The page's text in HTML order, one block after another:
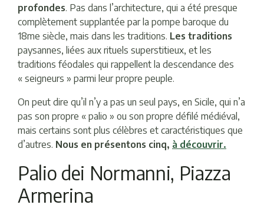
profondes. Pas dans l’architecture, qui a été presque
complètement supplantée par la pompe baroque du
18me siècle, mais dans les traditions. Les traditions
paysannes, liées aux rituels superstitieux, et les
traditions féodales qui rappellent la descendance des
« seigneurs » parmi leur propre peuple.
On peut dire qu’il n’y a pas un seul pays, en Sicile, qui n’a
pas son propre « palio » ou son propre défilé médiéval,
mais certains sont plus célèbres et caractéristiques que
d’autres. Nous en présentons cinq, à découvrir.
Palio dei Normanni, Piazza
Armerina